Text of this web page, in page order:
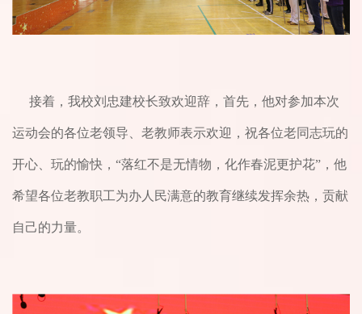
接着，我校刘忠建校长致欢迎辞，首先，他对参加本次
运动会的各位老领导、老教师表示欢迎，祝各位老同志玩的
开心、玩的愉快，“落红不是无情物，化作春泥更护花”，他
希望各位老教职工为办人民满意的教育继续发挥余热，贡献
自己的力量。